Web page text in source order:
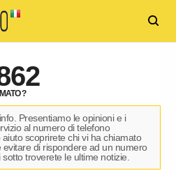
?
Presentiamo le opinioni e i
al numero di telefono
aiuto scoprirete chi vi ha chiamato
di rispondere ad un numero
troverete le ultime notizie.